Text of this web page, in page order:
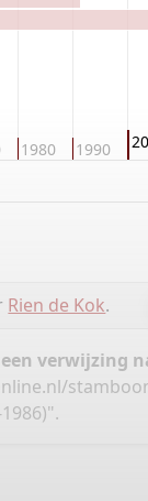
1980 1990
Rien de Kok.
verwijzing